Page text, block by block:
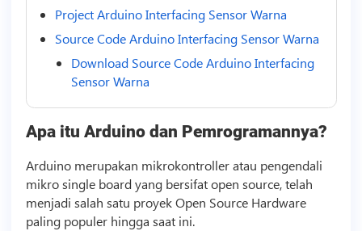
Project Arduino Interfacing Sensor Warna
Source Code Arduino Interfacing Sensor Warna
Download Source Code Arduino Interfacing
Sensor Warna
Apa itu Arduino dan Pemrogramannya?
Arduino merupakan mikrokontroller atau pengendali
mikro single board yang bersifat open source, telah
menjadi salah satu proyek Open Source Hardware
paling populer hingga saat ini.